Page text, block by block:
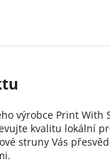
výrobce Print With
kvalitu lokální
struny Vás